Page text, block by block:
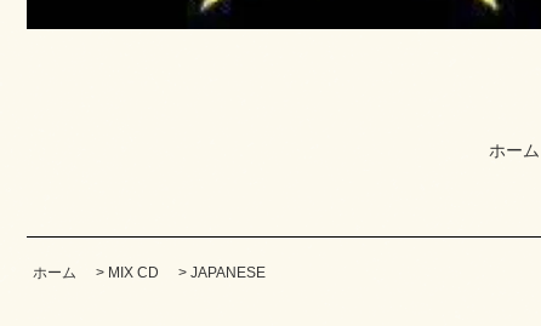
ホーム
ホーム > MIX CD > JAPANESE